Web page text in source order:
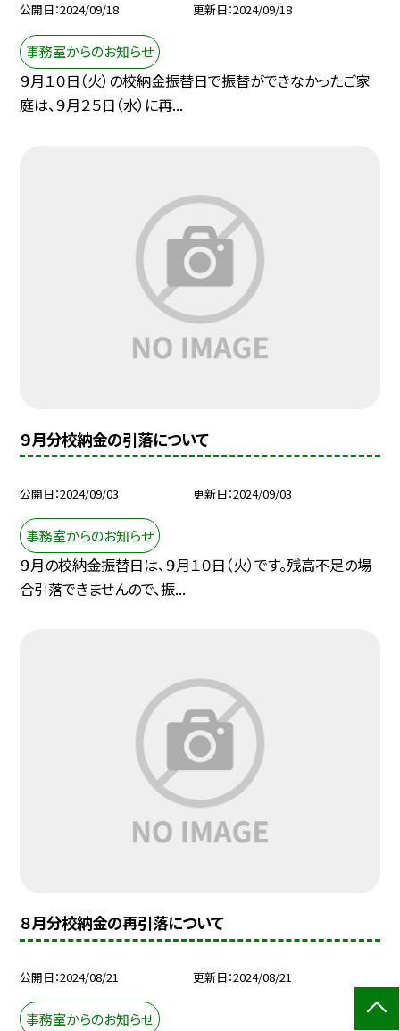
公開日 2024/09/18 更新日 2024/09/18
事務室からのお知らせ
９月１０日（火）の校納金振替日で振替ができなかったご家
庭は、９月２５日（水）に再...
９月分校納金の引落について
公開日 2024/09/03 更新日 2024/09/03
事務室からのお知らせ
９月の校納金振替日は、９月１０日（火）です。残高不足の場
合引落できませんので、振...
８月分校納金の再引落について
公開日 2024/08/21 更新日 2024/08/21
事務室からのお知らせ